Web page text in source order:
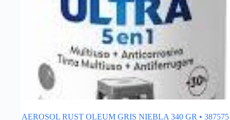
AEROSOL RUST OLEUM GRIS NIEBLA 340 GR • 387575